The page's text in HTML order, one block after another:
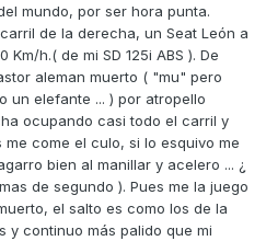
mundo, por ser hora punta.
de la derecha, un Seat León a
h.( de mi SD 125i ABS ). De
aleman muerto ( "mu" pero
un elefante ... ) por atropello
ocupando casi todo el carril y
come el culo, si lo esquivo me
bien al manillar y acelero ... ¿
de segundo ). Pues me la juego
el salto es como los de la
y continuo más palido que mi